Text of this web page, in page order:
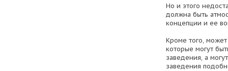
Но и этого
должна быть
концепции и ее
Кроме того,
которые могут
заведения, а
заведения